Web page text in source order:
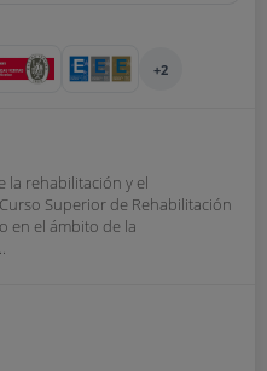
+2
la rehabilitación y el
Superior de Rehabilitación
en el ámbito de la